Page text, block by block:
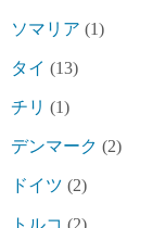
ソマリア (1)
タイ (13)
チリ (1)
デンマーク (2)
ドイツ (2)
トルコ (2)